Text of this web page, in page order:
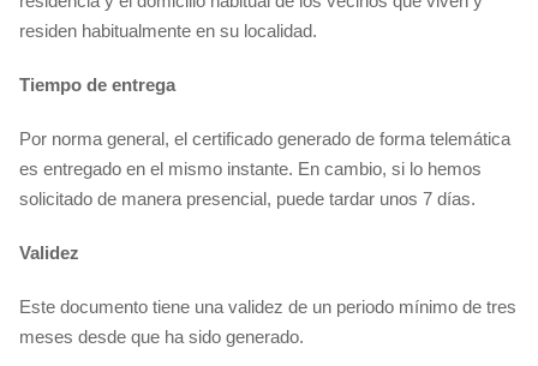
residen habitualmente en su localidad.
Tiempo de entrega
Por norma general, el certificado generado de forma telemática
es entregado en el mismo instante. En cambio, si lo hemos
solicitado de manera presencial, puede tardar unos 7 días.
Validez
Este documento tiene una validez de un periodo mínimo de tres
meses desde que ha sido generado.